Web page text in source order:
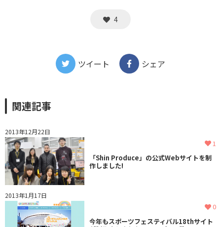
4
ツイート シェア
関連記事
2013年12月22日
1
「Shin Produce」の公式Webサイトを制
作しました!
2013年1月17日
0
今年もスポーツフェスティバル18thサイト